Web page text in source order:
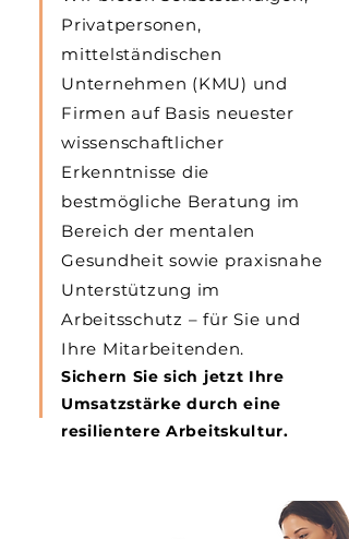
Privatpersonen,
mittelständischen
Unternehmen (KMU) und
Firmen auf Basis neuester
wissenschaftlicher
Erkenntnisse die
bestmögliche Beratung im
Bereich der mentalen
Gesundheit sowie praxisnahe
Unterstützung im
Arbeitsschutz – für Sie und
Ihre Mitarbeitenden.
Sichern Sie sich jetzt Ihre
Umsatzstärke durch eine
resilientere Arbeitskultur.